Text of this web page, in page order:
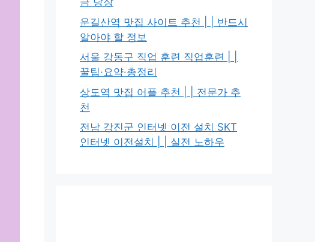
운길산역 맛집 사이트 추천 | | 반드시
알아야 할 정보
서울 강동구 직업 훈련 직업훈련 | |
꿀팁·요약·총정리
상도역 맛집 어플 추천 | | 전문가 추
천
전남 강진군 인터넷 이전 설치 SKT
인터넷 이전설치 | | 실전 노하우